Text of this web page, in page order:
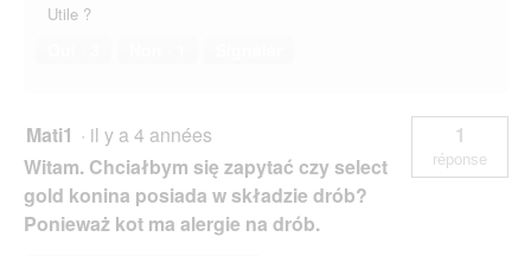
Utile ?
Mati1 · il y a 4 années
Witam. Chciałbym się zapytać czy select
gold konina posiada w składzie drób?
Ponieważ kot ma alergie na drób.
1
réponse